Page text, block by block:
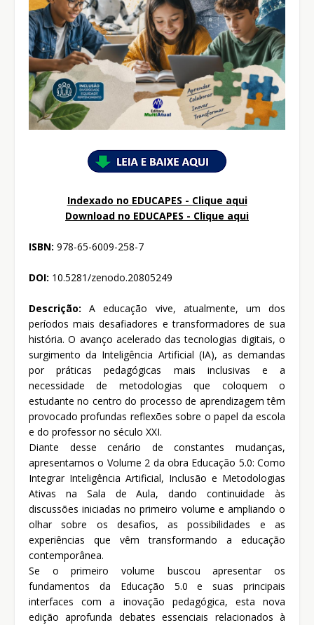
Indexado no EDUCAPES - Clique aqui
Download no EDUCAPES - Clique aqui
ISBN: 978-65-6009-258-7
DOI: 10.5281/zenodo.20805249
Descrição: A educação vive, atualmente, um dos
períodos mais desafiadores e transformadores de sua
história. O avanço acelerado das tecnologias digitais, o
surgimento da Inteligência Artificial (IA), as demandas
por práticas pedagógicas mais inclusivas e a
necessidade de metodologias que coloquem o
estudante no centro do processo de aprendizagem têm
provocado profundas reflexões sobre o papel da escola
e do professor no século XXI.
Diante desse cenário de constantes mudanças,
apresentamos o Volume 2 da obra Educação 5.0: Como
Integrar Inteligência Artificial, Inclusão e Metodologias
Ativas na Sala de Aula, dando continuidade às
discussões iniciadas no primeiro volume e ampliando o
olhar sobre os desafios, as possibilidades e as
experiências que vêm transformando a educação
contemporânea.
Se o primeiro volume buscou apresentar os
fundamentos da Educação 5.0 e suas principais
interfaces com a inovação pedagógica, esta nova
edição aprofunda debates essenciais relacionados à